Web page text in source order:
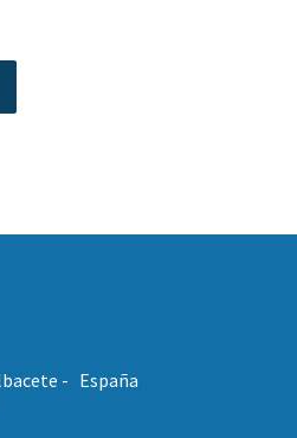
- España